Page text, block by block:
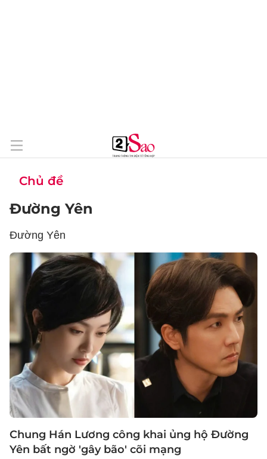
Chủ đề
Đường Yên
Đường Yên
Chung Hán Lương công khai ủng hộ Đường
Yên bất ngờ 'gây bão' cõi mạng